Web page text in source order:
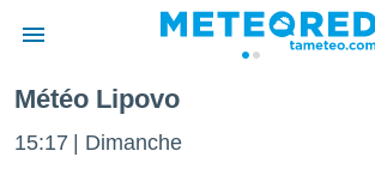
Météo Lipovo
15:17 Dimanche